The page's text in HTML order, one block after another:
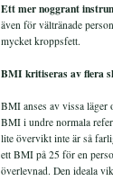
Ett mer noggrant
även för vältränade
mycket kroppsfett.
BMI kritiseras av flera
BMI anses av vissa läger
BMI i undre normala
lite övervikt inte är så
ett BMI på 25 för en
överlevnad. Den ideala